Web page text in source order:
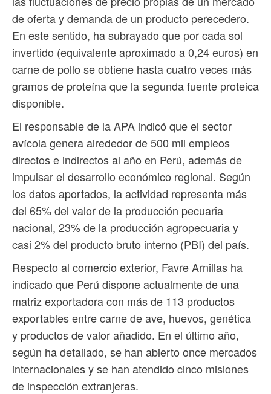
de oferta y demanda de un producto perecedero.
En este sentido, ha subrayado que por cada sol
invertido (equivalente aproximado a 0,24 euros) en
carne de pollo se obtiene hasta cuatro veces más
gramos de proteína que la segunda fuente proteica
disponible.
El responsable de la APA indicó que el sector
avícola genera alrededor de 500 mil empleos
directos e indirectos al año en Perú, además de
impulsar el desarrollo económico regional. Según
los datos aportados, la actividad representa más
del 65% del valor de la producción pecuaria
nacional, 23% de la producción agropecuaria y
casi 2% del producto bruto interno (PBI) del país.
Respecto al comercio exterior, Favre Arnillas ha
indicado que Perú dispone actualmente de una
matriz exportadora con más de 113 productos
exportables entre carne de ave, huevos, genética
y productos de valor añadido. En el último año,
según ha detallado, se han abierto once mercados
internacionales y se han atendido cinco misiones
de inspección extranjeras.